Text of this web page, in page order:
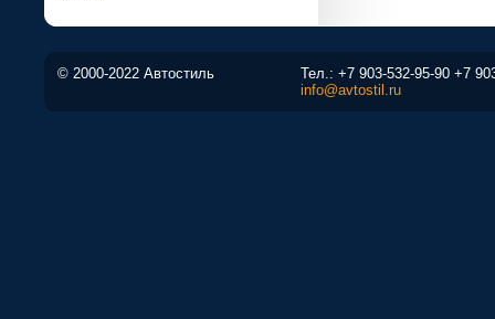
© 2000-2022 Автостиль Тел.: +7 903-532-95-90 +7
info@avtostil.ru